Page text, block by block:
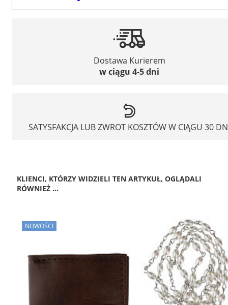
Dostawa Kurierem
w ciągu 4-5 dni
SATYSFAKCJA LUB ZWROT KOSZTÓW W CIĄGU 30
KLIENCI, KTÓRZY WIDZIELI TEN ARTYKUŁ, OGLĄDALI
RÓWNIEŻ ...
NOWOŚCI